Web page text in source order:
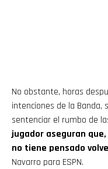
No obstante, horas
intenciones de la Banda,
sentenciar el rumbo de
jugador aseguran
no tiene pensado
Navarro para ESPN.